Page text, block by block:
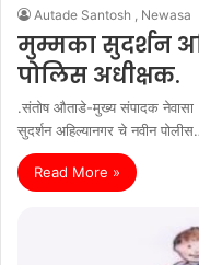
Autade Santosh , Newasa
मुम्मका सुदर्शन
पोलिस अधीक्षक.
.संतोष औताडे-मुख्य संपादक
सुदर्शन अहिल्यानगर चे नवीन
Read More »